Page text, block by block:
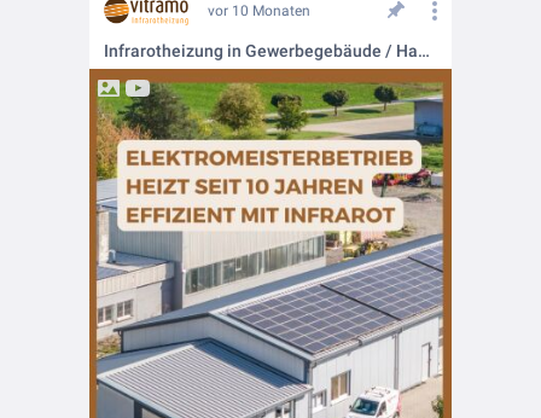
vor 10 Monaten
Infrarotheizung in Gewerbegebäude / Handwerksbetrieb